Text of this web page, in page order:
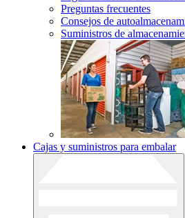
Preguntas frecuentes
Consejos de
Suministros de
Cajas y suministros para embalar